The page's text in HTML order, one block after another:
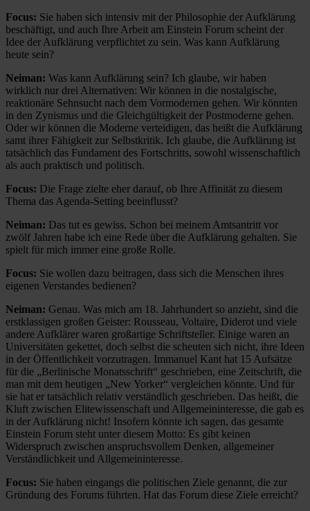
Focus: Sie haben sich intensiv mit der Philosophie der Aufklärung
beschäftigt, und auch Ihre Arbeit am Einstein Forum scheint der
Idee der Aufklärung verpflichtet zu sein. Was kann Aufklärung
heute sein?
Neiman: Was kann Aufklärung sein? Ich glaube, wir haben
wirklich nur drei Alternativen: Wir können in die nostalgische,
reaktionäre Sehnsucht nach dem Vormodernen gehen. Wir könnten
in den Zynismus und die Gleichgültigkeit der Postmoderne gehen.
Oder wir können die Moderne verteidigen, das heißt die Aufklärung
samt ihrer Fähigkeit zur Selbstkritik. Ich glaube, die Aufklärung ist
tatsächlich das Fundament des Fortschritts, sowohl wissenschaftlich
als auch praktisch und politisch.
Focus: Die Frage zielte eher darauf, ob Ihre Affinität zu diesem
Thema das Agenda-Setting beeinflusst?
Neiman: Das tut es gewiss. Schon bei meinem Amtsantritt vor
zwölf Jahren habe ich eine Rede über die Aufklärung gehalten. Sie
spielt für mich immer eine große Rolle.
Focus: Sie wollen dazu beitragen, dass sich die Menschen ihres
eigenen Verstandes bedienen?
Neiman: Genau. Was mich am 18. Jahrhundert so anzieht, sind die
erstklassigen großen Geister: Rousseau, Voltaire, Diderot und viele
andere Aufklärer waren großartige Schriftsteller. Einige waren an
Universitäten gekettet, doch selbst die scheuten sich nicht, ihre Ideen
in der Öffentlichkeit vorzutragen. Immanuel Kant hat 15 Aufsätze
für die „Berlinische Monatsschrift“ geschrieben, eine Zeitschrift, die
man mit dem heutigen „New Yorker“ vergleichen könnte. Und für
sie hat er tatsächlich relativ verständlich geschrieben. Das heißt, die
Kluft zwischen Elitewissenschaft und Allgemeininteresse, die gab es
in der Aufklärung nicht! Insofern könnte ich sagen, das gesamte
Einstein Forum steht unter diesem Motto: Es gibt keinen
Widerspruch zwischen anspruchsvollem Denken, allgemeiner
Verständlichkeit und Allgemeininteresse.
Focus: Sie haben eingangs die politischen Ziele genannt, die zur
Gründung des Forums führten. Hat das Forum diese Ziele erreicht?